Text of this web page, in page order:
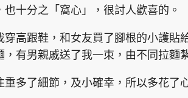
東Touch PCM 電腦廣場 星島頭條
十分之「窩心」，很討人歡喜的。
穿高跟鞋，和女友買了腳根的小護貼
有男親戚送了我一朿，由不同拉麵
重多了細節，及小確幸，所以多花了